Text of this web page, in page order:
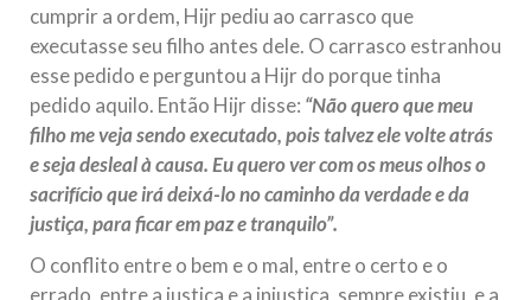
cumprir a ordem, Hijr pediu ao carrasco que
executasse seu filho antes dele. O carrasco estranhou
esse pedido e perguntou a Hijr do porque tinha
pedido aquilo. Então Hijr disse: “Não quero que meu
filho me veja sendo executado, pois talvez ele volte atrás
e seja desleal à causa. Eu quero ver com os meus olhos o
sacrifício que irá deixá-lo no caminho da verdade e da
justiça, para ficar em paz e tranquilo”.
O conflito entre o bem e o mal, entre o certo e o
errado, entre a justiça e a injustiça, sempre existiu, e a